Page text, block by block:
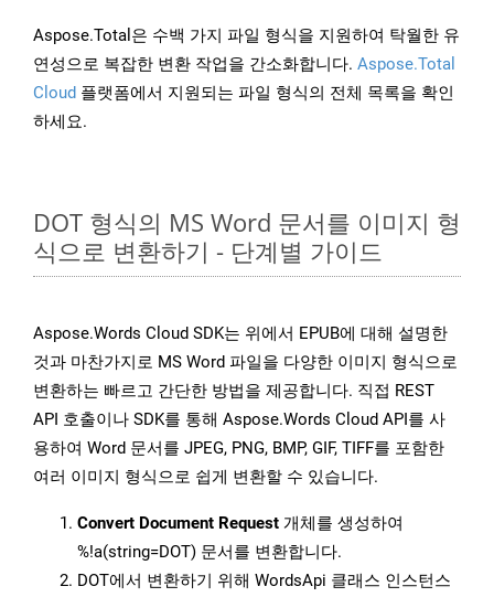
Aspose.Total은 수백 가지 파일 형식을 지원하여 탁월한 유
연성으로 복잡한 변환 작업을 간소화합니다. Aspose.Total
Cloud 플랫폼에서 지원되는 파일 형식의 전체 목록을 확인
하세요.
DOT 형식의 MS Word 문서를 이미지 형
식으로 변환하기 - 단계별 가이드
Aspose.Words Cloud SDK는 위에서 EPUB에 대해 설명한
것과 마찬가지로 MS Word 파일을 다양한 이미지 형식으로
변환하는 빠르고 간단한 방법을 제공합니다. 직접 REST
API 호출이나 SDK를 통해 Aspose.Words Cloud API를 사
용하여 Word 문서를 JPEG, PNG, BMP, GIF, TIFF를 포함한
여러 이미지 형식으로 쉽게 변환할 수 있습니다.
Convert Document Request 개체를 생성하여
%!a(string=DOT) 문서를 변환합니다.
DOT에서 변환하기 위해 WordsApi 클래스 인스턴스